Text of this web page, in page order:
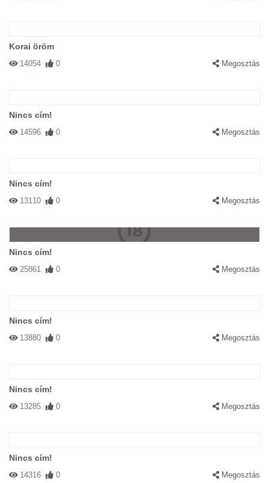
Korai öröm
14054 0 Megosztás
Nincs cím!
14596 0 Megosztás
Nincs cím!
13110 0 Megosztás
Nincs cím!
25861 0 Megosztás
Nincs cím!
13880 0 Megosztás
Nincs cím!
13285 0 Megosztás
Nincs cím!
14316 0 Megosztás